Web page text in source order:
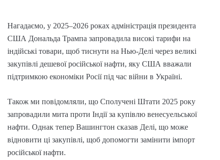
Нагадаємо, у 2025–2026 роках адміністрація президента
США Дональда Трампа запровадила високі тарифи на
індійські товари, щоб тиснути на Нью-Делі через великі
закупівлі дешевої російської нафти, яку США вважали
підтримкою економіки Росії під час війни в Україні.
Також ми повідомляли, що Сполучені Штати 2025 року
запровадили мита проти Індії за купівлю венесуельської
нафти. Однак тепер Вашингтон сказав Делі, що може
відновити ці закупівлі, щоб допомогти замінити імпорт
російської нафти.